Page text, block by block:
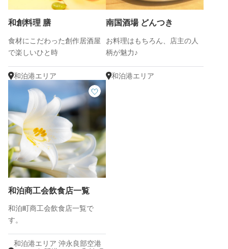
和創料理 膳
食材にこだわった創作居酒屋
で楽しいひと時
和泊港エリア
南国酒場 どんつき
お料理はもちろん、店主の人
柄が魅力♪
和泊港エリア
和泊商工会飲食店一覧
和泊町商工会飲食店一覧で
す。
和泊港エリア 沖永良部空港